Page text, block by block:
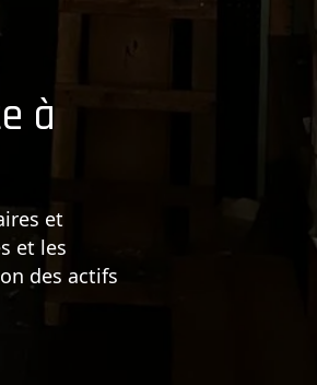
à
et
et les
des actifs
processus de